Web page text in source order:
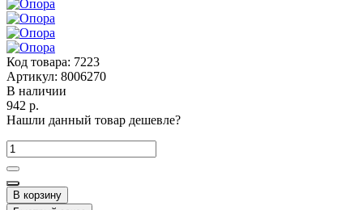
Код товара: 7223
Артикул: 8006270
В наличии
942 р.
Нашли данный товар дешевле?
В корзину